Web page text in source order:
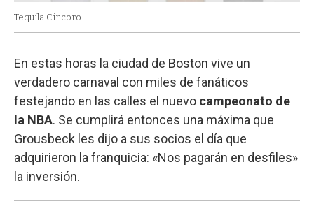
Tequila Cincoro.
En estas horas la ciudad de Boston vive un
verdadero carnaval con miles de fanáticos
festejando en las calles el nuevo campeonato de
la NBA. Se cumplirá entonces una máxima que
Grousbeck les dijo a sus socios el día que
adquirieron la franquicia: «Nos pagarán en desfiles»
la inversión.